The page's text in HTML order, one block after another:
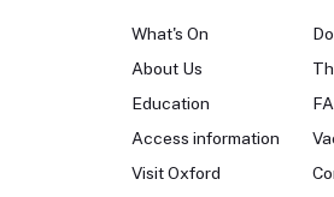
What's On
About Us
Education
Access information
Visit Oxford